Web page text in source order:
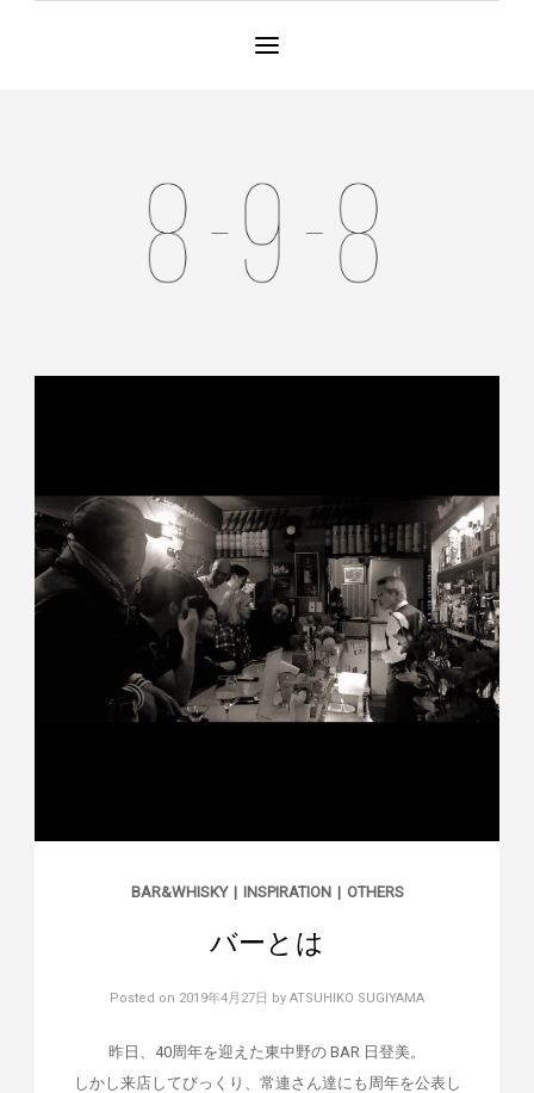
BAR&WHISKY | INSPIRATION | OTHERS
バーとは
Posted on 2019年4月27日 by ATSUHIKO SUGIYAMA
昨日、40周年を迎えた東中野の BAR 日登美。
しかし来店してびっくり、常連さん達にも周年を公表し